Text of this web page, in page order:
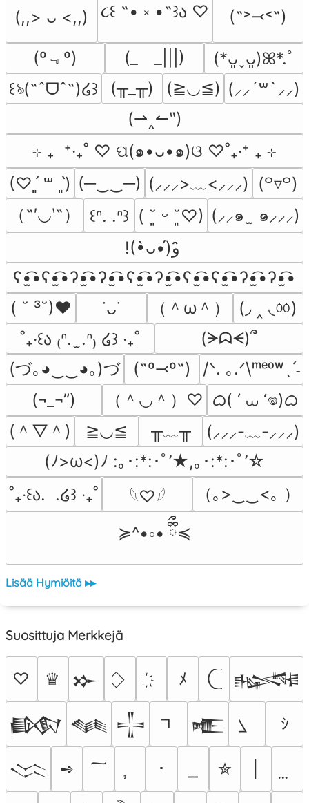
(,,> ᴗ <,,) ૮꒰ ˶• ༝ •˶꒱ა ♡ (˶˃⤙˂˶)
(º﹃º) (_　_|||)
(*ᴗ͈ˬᴗ͈)ꕤ*.ﾟ
꒰ঌ(˶ˆᗜˆ˵)໒꒱
(╥_╥) (≧◡≦) (⸝⸝´꒳`⸝⸝)
(⇀‸↼‶)
⊹ ₊  ⁺‧₊˚ ♡ ପ(๑•ᴗ•๑)ଓ ♡˚₊‧⁺ ₊ ⊹
(♡ˊ͈ ꒳ ˋ͈) (─‿‿─) (⸝⸝⸝>﹏<⸝⸝⸝) (꒪▿꒪)
（˶′◡‵˶）
꒰ᐢ. .ᐢ꒱ ( ˘͈ ᵕ ˘͈♡) (⸝⸝๑  ̫ ๑⸝⸝⸝)
ʕ•̫͡•ʕ•̫͡•ʔ•̫͡•ʔ•̫͡•ʕ•̫͡•ʔ•̫͡•ʕ•̫͡•ʕ•̫͡•ʔ•̫͡•ʔ•̫͡•
( ˘ ³˘)♥
˙ᴗ˙ （＾ω＾）
(◞ ‸ ◟ㆀ)
˚₊‧꒰ა ₍ᐢ.  ̫.ᐢ₎ ໒꒱ ‧₊˚
(ᗒᗣᗕ)՞
(づ｡◕‿‿◕｡)づ
(˶º⤙º˶)
/ᐠ. ｡.ᐟ\ᵐᵉᵒʷˎˊ˗
(¬_¬”)
（＾◡＾）♡ ᜊ( ‘ ⩊ ‘𖦹)ᜊ
(＾▽＾)
≧◡≦ ╥﹏╥
(⸝⸝⸝-﹏-⸝⸝⸝)
(ﾉ>ω<)ﾉ :｡･:*:･ﾟ’★,｡･:*:･ﾟ’☆
˚₊‧꒰ა.  .໒꒱ ‧₊˚
𓆩♡𓆪
（｡>‿‿<｡ ）
≽^•༚• ྀིྀ≼
Lisää Hymiöitä ▸▸
Suosittuja Merkkejä
♡ ♛ 𒁍 ﾒ 𒈙
𒁃 𒈝 𒋲 𒍫 ｼ
𒈱 ➺ ･ ✮